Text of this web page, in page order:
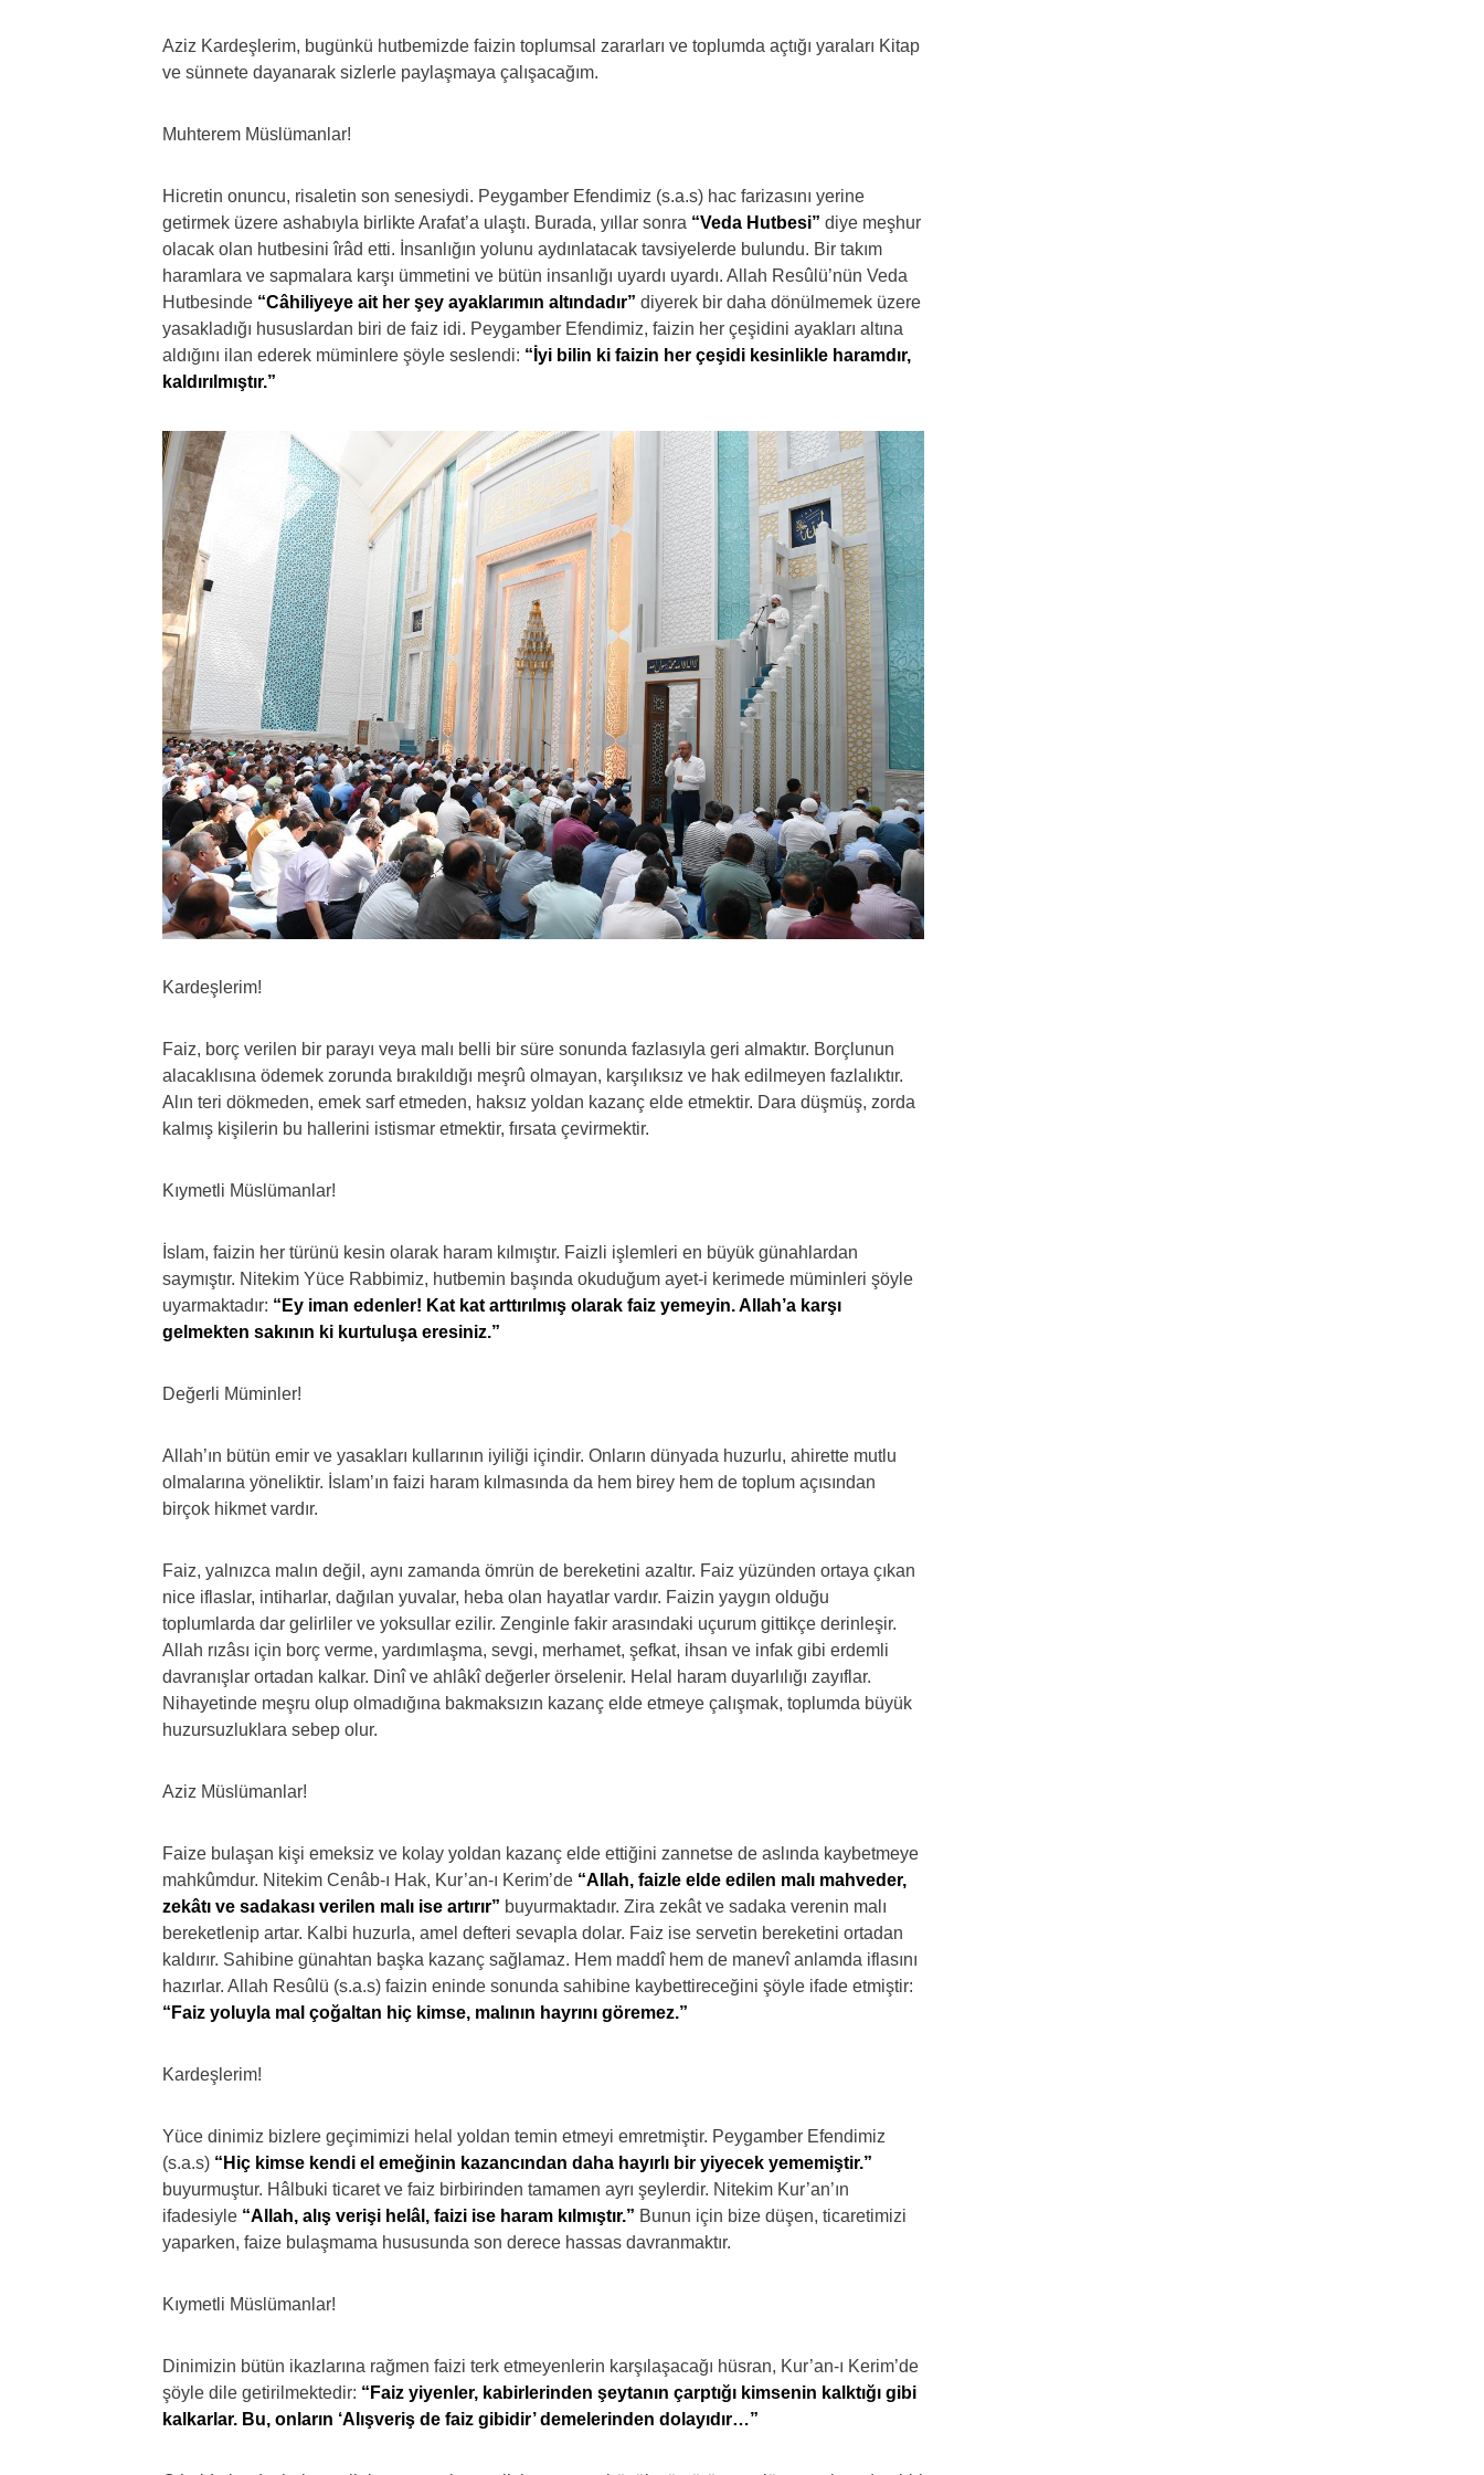
Aziz Kardeşlerim, bugünkü hutbemizde faizin toplumsal zararları ve toplumda açtığı yaraları Kitap
ve sünnete dayanarak sizlerle paylaşmaya çalışacağım.
Muhterem Müslümanlar!
Hicretin onuncu, risaletin son senesiydi. Peygamber Efendimiz (s.a.s) hac farizasını yerine
getirmek üzere ashabıyla birlikte Arafat’a ulaştı. Burada, yıllar sonra “Veda Hutbesi” diye meşhur
olacak olan hutbesini îrâd etti. İnsanlığın yolunu aydınlatacak tavsiyelerde bulundu. Bir takım
haramlara ve sapmalara karşı ümmetini ve bütün insanlığı uyardı uyardı. Allah Resûlü’nün Veda
Hutbesinde “Câhiliyeye ait her şey ayaklarımın altındadır” diyerek bir daha dönülmemek üzere
yasakladığı hususlardan biri de faiz idi. Peygamber Efendimiz, faizin her çeşidini ayakları altına
aldığını ilan ederek müminlere şöyle seslendi: “İyi bilin ki faizin her çeşidi kesinlikle haramdır,
kaldırılmıştır.”
Kardeşlerim!
Faiz, borç verilen bir parayı veya malı belli bir süre sonunda fazlasıyla geri almaktır. Borçlunun
alacaklısına ödemek zorunda bırakıldığı meşrû olmayan, karşılıksız ve hak edilmeyen fazlalıktır.
Alın teri dökmeden, emek sarf etmeden, haksız yoldan kazanç elde etmektir. Dara düşmüş, zorda
kalmış kişilerin bu hallerini istismar etmektir, fırsata çevirmektir.
Kıymetli Müslümanlar!
İslam, faizin her türünü kesin olarak haram kılmıştır. Faizli işlemleri en büyük günahlardan
saymıştır. Nitekim Yüce Rabbimiz, hutbemin başında okuduğum ayet-i kerimede müminleri şöyle
uyarmaktadır: “Ey iman edenler! Kat kat arttırılmış olarak faiz yemeyin. Allah’a karşı
gelmekten sakının ki kurtuluşa eresiniz.”
Değerli Müminler!
Allah’ın bütün emir ve yasakları kullarının iyiliği içindir. Onların dünyada huzurlu, ahirette mutlu
olmalarına yöneliktir. İslam’ın faizi haram kılmasında da hem birey hem de toplum açısından
birçok hikmet vardır.
Faiz, yalnızca malın değil, aynı zamanda ömrün de bereketini azaltır. Faiz yüzünden ortaya çıkan
nice iflaslar, intiharlar, dağılan yuvalar, heba olan hayatlar vardır. Faizin yaygın olduğu
toplumlarda dar gelirliler ve yoksullar ezilir. Zenginle fakir arasındaki uçurum gittikçe derinleşir.
Allah rızâsı için borç verme, yardımlaşma, sevgi, merhamet, şefkat, ihsan ve infak gibi erdemli
davranışlar ortadan kalkar. Dinî ve ahlâkî değerler örselenir. Helal haram duyarlılığı zayıflar.
Nihayetinde meşru olup olmadığına bakmaksızın kazanç elde etmeye çalışmak, toplumda büyük
huzursuzluklara sebep olur.
Aziz Müslümanlar!
Faize bulaşan kişi emeksiz ve kolay yoldan kazanç elde ettiğini zannetse de aslında kaybetmeye
mahkûmdur. Nitekim Cenâb-ı Hak, Kur’an-ı Kerim’de “Allah, faizle elde edilen malı mahveder,
zekâtı ve sadakası verilen malı ise artırır” buyurmaktadır. Zira zekât ve sadaka verenin malı
bereketlenip artar. Kalbi huzurla, amel defteri sevapla dolar. Faiz ise servetin bereketini ortadan
kaldırır. Sahibine günahtan başka kazanç sağlamaz. Hem maddî hem de manevî anlamda iflasını
hazırlar. Allah Resûlü (s.a.s) faizin eninde sonunda sahibine kaybettireceğini şöyle ifade etmiştir:
“Faiz yoluyla mal çoğaltan hiç kimse, malının hayrını göremez.”
Kardeşlerim!
Yüce dinimiz bizlere geçimimizi helal yoldan temin etmeyi emretmiştir. Peygamber Efendimiz
(s.a.s) “Hiç kimse kendi el emeğinin kazancından daha hayırlı bir yiyecek yememiştir.”
buyurmuştur. Hâlbuki ticaret ve faiz birbirinden tamamen ayrı şeylerdir. Nitekim Kur’an’ın
ifadesiyle “Allah, alış verişi helâl, faizi ise haram kılmıştır.” Bunun için bize düşen, ticaretimizi
yaparken, faize bulaşmama hususunda son derece hassas davranmaktır.
Kıymetli Müslümanlar!
Dinimizin bütün ikazlarına rağmen faizi terk etmeyenlerin karşılaşacağı hüsran, Kur’an-ı Kerim’de
şöyle dile getirilmektedir: “Faiz yiyenler, kabirlerinden şeytanın çarptığı kimsenin kalktığı gibi
kalkarlar. Bu, onların ‘Alışveriş de faiz gibidir’ demelerinden dolayıdır…”